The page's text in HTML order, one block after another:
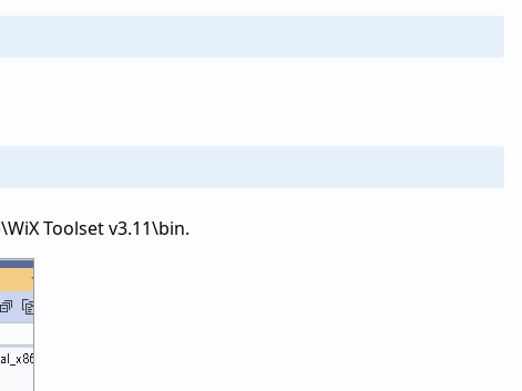
Toolset v3.11\bin.